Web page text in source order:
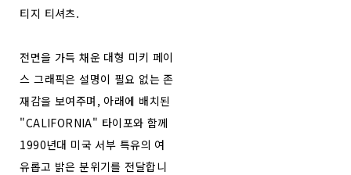
티지 티셔츠.
전면을 가득 채운 대형 미키 페이
스 그래픽은 설명이 필요 없는 존
재감을 보여주며, 아래에 배치된
"CALIFORNIA" 타이포와 함께
1990년대 미국 서부 특유의 여
유롭고 밝은 분위기를 전달합니